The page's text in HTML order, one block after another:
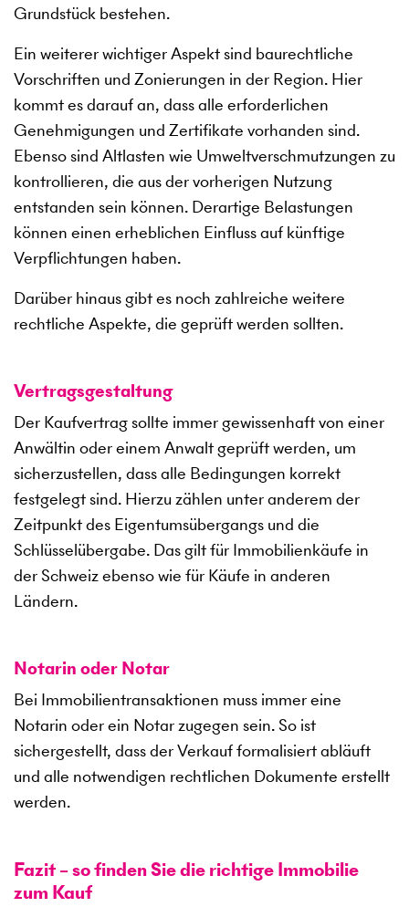
Grundstück bestehen.
Ein weiterer wichtiger Aspekt sind baurechtliche
Vorschriften und Zonierungen in der Region. Hier
kommt es darauf an, dass alle erforderlichen
Genehmigungen und Zertifikate vorhanden sind.
Ebenso sind Altlasten wie Umweltverschmutzungen zu
kontrollieren, die aus der vorherigen Nutzung
entstanden sein können. Derartige Belastungen
können einen erheblichen Einfluss auf künftige
Verpflichtungen haben.
Darüber hinaus gibt es noch zahlreiche weitere
rechtliche Aspekte, die geprüft werden sollten.
Vertragsgestaltung
Der Kaufvertrag sollte immer gewissenhaft von einer
Anwältin oder einem Anwalt geprüft werden, um
sicherzustellen, dass alle Bedingungen korrekt
festgelegt sind. Hierzu zählen unter anderem der
Zeitpunkt des Eigentumsübergangs und die
Schlüsselübergabe. Das gilt für Immobilienkäufe in
der Schweiz ebenso wie für Käufe in anderen
Ländern.
Notarin oder Notar
Bei Immobilientransaktionen muss immer eine
Notarin oder ein Notar zugegen sein. So ist
sichergestellt, dass der Verkauf formalisiert abläuft
und alle notwendigen rechtlichen Dokumente erstellt
werden.
Fazit – so finden Sie die richtige Immobilie
zum Kauf